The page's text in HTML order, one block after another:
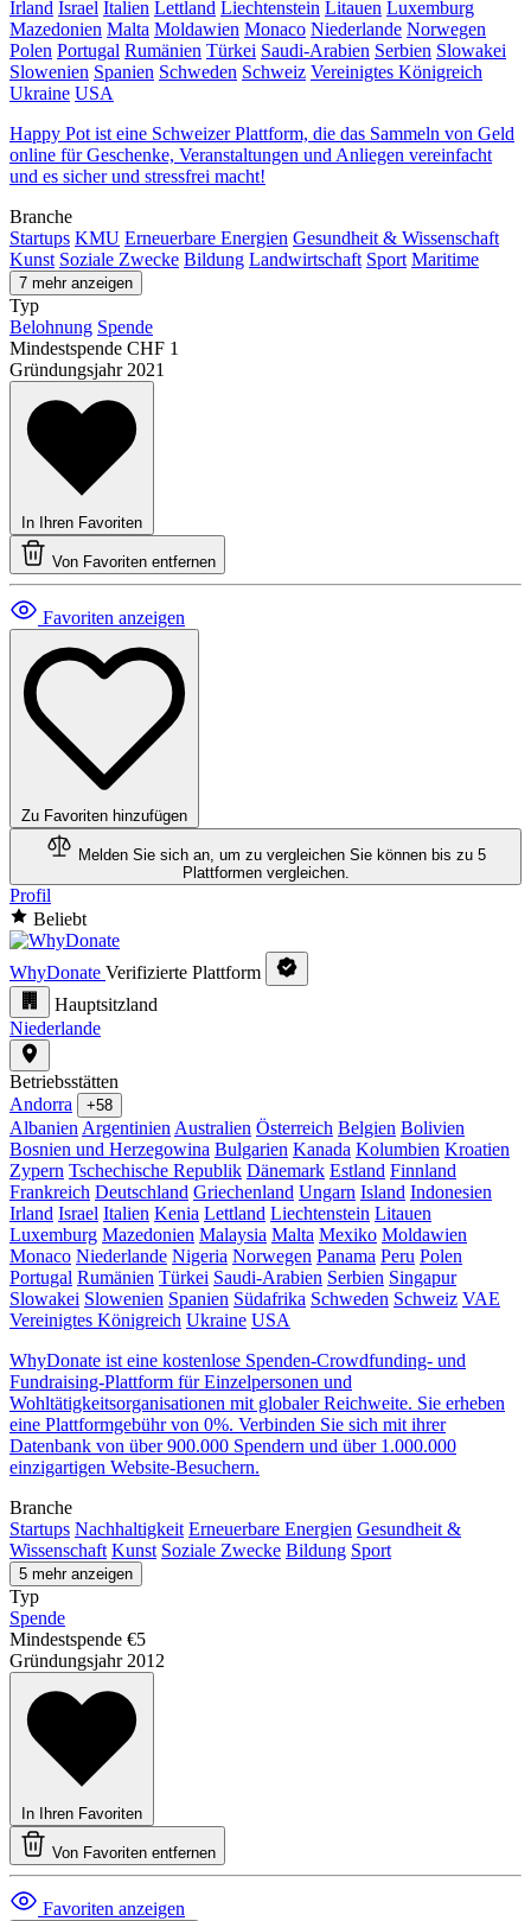
Irland Israel Italien Lettland Liechtenstein Litauen Luxemburg
Mazedonien Malta Moldawien Monaco Niederlande Norwegen
Polen Portugal Rumänien Türkei Saudi-Arabien Serbien Slowakei
Slowenien Spanien Schweden Schweiz Vereinigtes Königreich
Ukraine USA
Happy Pot ist eine Schweizer Plattform, die das Sammeln von Geld
online für Geschenke, Veranstaltungen und Anliegen vereinfacht
und es sicher und stressfrei macht!
Branche
Startups KMU Erneuerbare Energien Gesundheit & Wissenschaft
Kunst Soziale Zwecke Bildung Landwirtschaft Sport Maritime
7 mehr anzeigen
Typ
Belohnung Spende
Mindestspende CHF 1
Gründungsjahr 2021
In Ihren Favoriten
Von Favoriten entfernen
Favoriten anzeigen
Zu Favoriten hinzufügen
Melden Sie sich an, um zu vergleichen Sie können bis zu 5
Plattformen vergleichen.
Profil
Beliebt
WhyDonate Verifizierte Plattform
Hauptsitzland
Niederlande
Betriebsstätten
Andorra
+58
Albanien Argentinien Australien Österreich Belgien Bolivien
Bosnien und Herzegowina Bulgarien Kanada Kolumbien Kroatien
Zypern Tschechische Republik Dänemark Estland Finnland
Frankreich Deutschland Griechenland Ungarn Island Indonesien
Irland Israel Italien Kenia Lettland Liechtenstein Litauen
Luxemburg Mazedonien Malaysia Malta Mexiko Moldawien
Monaco Niederlande Nigeria Norwegen Panama Peru Polen
Portugal Rumänien Türkei Saudi-Arabien Serbien Singapur
Slowakei Slowenien Spanien Südafrika Schweden Schweiz VAE
Vereinigtes Königreich Ukraine USA
WhyDonate ist eine kostenlose Spenden-Crowdfunding- und
Fundraising-Plattform für Einzelpersonen und
Wohltätigkeitsorganisationen mit globaler Reichweite. Sie erheben
eine Plattformgebühr von 0%. Verbinden Sie sich mit ihrer
Datenbank von über 900.000 Spendern und über 1.000.000
einzigartigen Website-Besuchern.
Branche
Startups Nachhaltigkeit Erneuerbare Energien Gesundheit &
Wissenschaft Kunst Soziale Zwecke Bildung Sport
5 mehr anzeigen
Typ
Spende
Mindestspende €5
Gründungsjahr 2012
In Ihren Favoriten
Von Favoriten entfernen
Favoriten anzeigen